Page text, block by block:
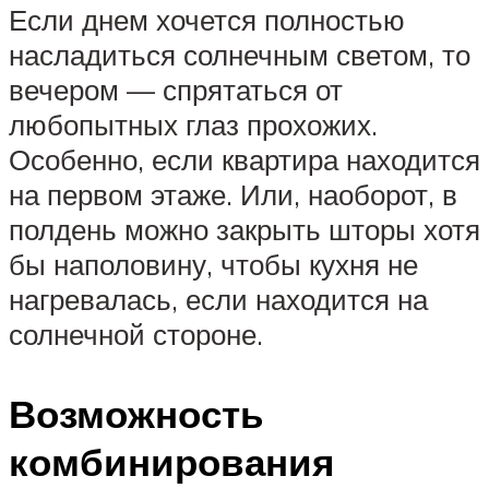
Если днем хочется полностью
насладиться солнечным светом, то
вечером — спрятаться от
любопытных глаз прохожих.
Особенно, если квартира находится
на первом этаже. Или, наоборот, в
полдень можно закрыть шторы хотя
бы наполовину, чтобы кухня не
нагревалась, если находится на
солнечной стороне.
Возможность
комбинирования